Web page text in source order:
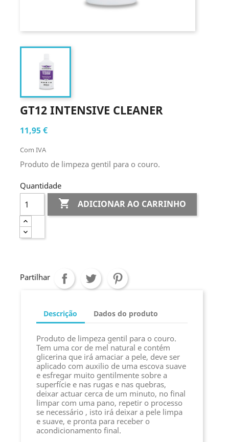
GT12 INTENSIVE CLEANER
11,95 €
Com IVA
Produto de limpeza gentil para o couro.
Quantidade
 ADICIONAR AO CARRINHO
Partilhar
Descrição Dados do produto
Produto de limpeza gentil para o couro.
Tem uma cor de mel natural e contém
glicerina que irá amaciar a pele, deve ser
aplicado com auxilio de uma escova suave
e esfregar muito gentilmente sobre a
superfície e nas rugas e nas quebras,
deixar actuar cerca de um minuto, no final
limpar com uma pano, repetir o processo
se necessário , isto irá deixar a pele limpa
e suave, e pronta para receber o
acondicionamento final.